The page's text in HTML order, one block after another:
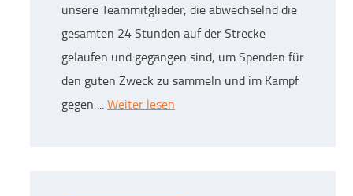
unsere Teammitglieder, die abwechselnd die
gesamten 24 Stunden auf der Strecke
gelaufen und gegangen sind, um Spenden für
den guten Zweck zu sammeln und im Kampf
gegen ...Weiter lesen